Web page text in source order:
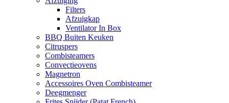
Filters
Afzuigkap
Ventilator In Box
BBQ Buiten Keuken
Citruspers
Combisteamers
Convectieovens
Magnetron
Accessoires Oven Combisteamer
Deegmenger